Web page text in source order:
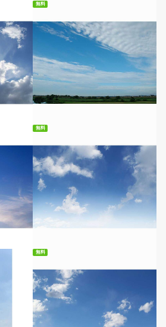
無料
無料ダウンロード
無料
無料ダウンロード
無料